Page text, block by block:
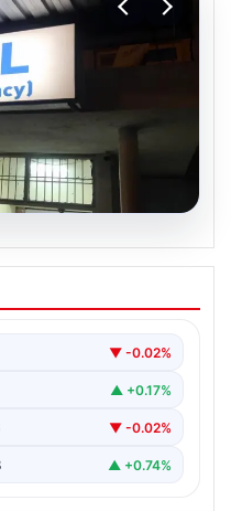
Eslem,
▼ -0.02%
▲ +0.17%
▼ -0.02%
▲ +0.74%